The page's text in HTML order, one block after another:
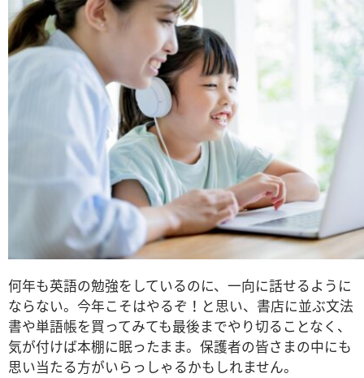
何年も英語の勉強をしているのに、一向に話せるように
ならない。今年こそはやるぞ！と思い、書店に並ぶ文法
書や単語帳を買ってみても最後までやり切ることなく、
気が付けば本棚に眠ったまま。保護者の皆さまの中にも
思い当たる方がいらっしゃるかもしれません。